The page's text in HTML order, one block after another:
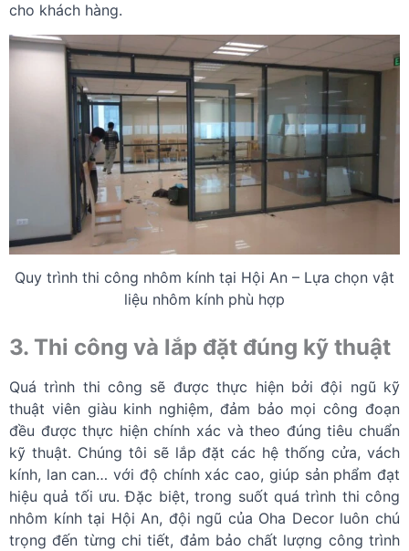
cho khách hàng.
Quy trình thi công nhôm kính tại Hội An – Lựa chọn vật
liệu nhôm kính phù hợp
3. Thi công và lắp đặt đúng kỹ thuật
Quá trình thi công sẽ được thực hiện bởi đội ngũ kỹ
thuật viên giàu kinh nghiệm, đảm bảo mọi công đoạn
đều được thực hiện chính xác và theo đúng tiêu chuẩn
kỹ thuật. Chúng tôi sẽ lắp đặt các hệ thống cửa, vách
kính, lan can… với độ chính xác cao, giúp sản phẩm đạt
hiệu quả tối ưu. Đặc biệt, trong suốt quá trình thi công
nhôm kính tại Hội An, đội ngũ của Oha Decor luôn chú
trọng đến từng chi tiết, đảm bảo chất lượng công trình